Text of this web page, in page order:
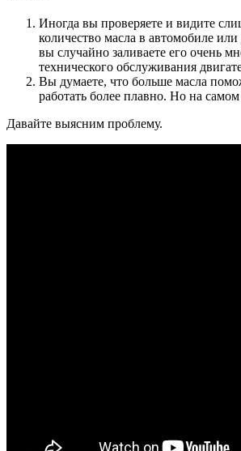
Иногда вы проверяете и видите
количество масла в автомобиле или
вы случайно заливаете его очень
технического обслуживания
Вы думаете, что больше масла
работать более плавно. Но на самом
Давайте выясним проблему.